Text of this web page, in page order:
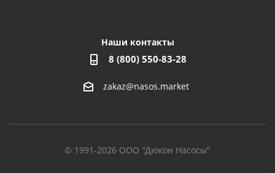
Наши контакты
8 (800) 550-83-28
zakaz@nasos.market
© 1991-2026 ООО "Дюкон Насосы"